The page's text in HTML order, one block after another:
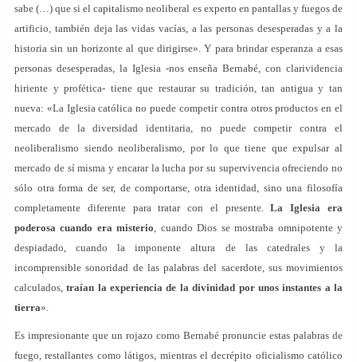
sabe (…) que si el capitalismo neoliberal es experto en pantallas y fuegos de
artificio, también deja las vidas vacías, a las personas desesperadas y a la
historia sin un horizonte al que dirigirse». Y para brindar esperanza a esas
personas desesperadas, la Iglesia -nos enseña Bernabé, con clarividencia
hiriente y profética- tiene que restaurar su tradición, tan antigua y tan
nueva: «La Iglesia católica no puede competir contra otros productos en el
mercado de la diversidad identitaria, no puede competir contra el
neoliberalismo siendo neoliberalismo, por lo que tiene que expulsar al
mercado de sí misma y encarar la lucha por su supervivencia ofreciendo no
sólo otra forma de ser, de comportarse, otra identidad, sino una filosofía
completamente diferente para tratar con el presente.La Iglesia era
poderosa cuando era misterio, cuando Dios se mostraba omnipotente y
despiadado, cuando la imponente altura de las catedrales y la
incomprensible sonoridad de las palabras del sacerdote, sus movimientos
calculados,traían la experiencia de la divinidad por unos instantes a la
tierra».
Es impresionante que un rojazo como Bernabé pronuncie estas palabras de
fuego, restallantes como látigos, mientras el decrépito oficialismo católico